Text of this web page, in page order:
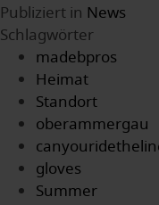
Publiziert in News
Schlagwörter
madebpros
Heimat
Standort
oberammergau
gloves
Summer